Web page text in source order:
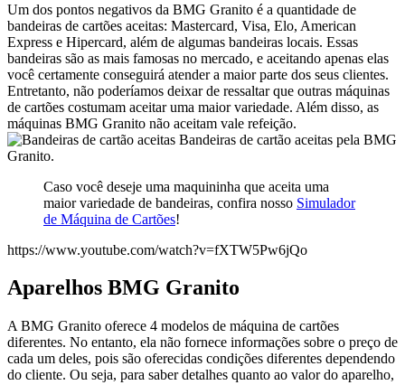
Um dos pontos negativos da BMG Granito é a quantidade de
bandeiras de cartões aceitas: Mastercard, Visa, Elo, American
Express e Hipercard, além de algumas bandeiras locais. Essas
bandeiras são as mais famosas no mercado, e aceitando apenas elas
você certamente conseguirá atender a maior parte dos seus clientes.
Entretanto, não poderíamos deixar de ressaltar que outras máquinas
de cartões costumam aceitar uma maior variedade. Além disso, as
máquinas BMG Granito não aceitam vale refeição.
Bandeiras de cartão aceitas pela BMG
Granito.
Caso você deseje uma maquininha que aceita uma
maior variedade de bandeiras, confira nosso Simulador
de Máquina de Cartões!
https://www.youtube.com/watch?v=fXTW5Pw6jQo
Aparelhos BMG Granito
A BMG Granito oferece 4 modelos de máquina de cartões
diferentes. No entanto, ela não fornece informações sobre o preço de
cada um deles, pois são oferecidas condições diferentes dependendo
do cliente. Ou seja, para saber detalhes quanto ao valor do aparelho,